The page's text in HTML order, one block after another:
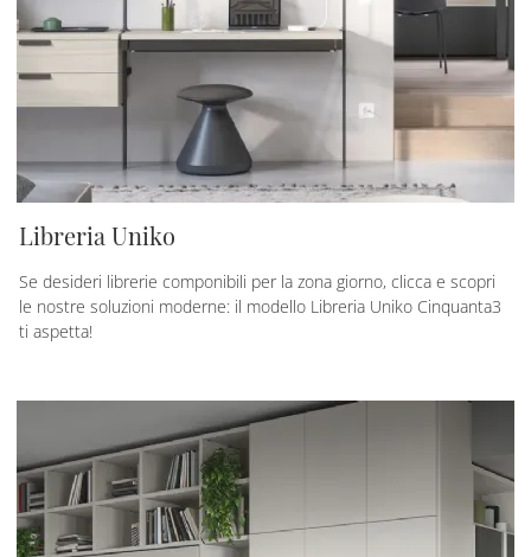
Libreria Uniko
Se desideri librerie componibili per la zona giorno, clicca e scopri
le nostre soluzioni moderne: il modello Libreria Uniko Cinquanta3
ti aspetta!